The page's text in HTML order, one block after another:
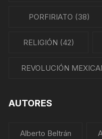
PORFIRIATO (38)
RELIGIÓN (42)
REVOLUCIÓN
AUTORES
Alberto Beltrán